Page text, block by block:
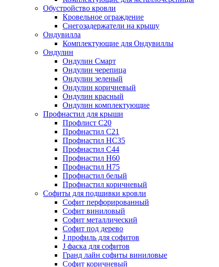
Обустройство кровли
Кровельное ограждение
Снегозадержатели на крышу
Ондувилла
Комплектующие для Ондувиллы
Ондулин
Ондулин Смарт
Ондулин черепица
Ондулин зеленый
Ондулин коричневый
Ондулин красный
Ондулин комплектующие
Профнастил для крыши
Профлист С20
Профнастил С21
Профнастил НС35
Профнастил С44
Профнастил Н60
Профнастил Н75
Профнастил белый
Профнастил коричневый
Софиты для подшивки кровли
Cофит перфорированный
Софит виниловый
Софит металлический
Софит под дерево
J профиль для софитов
J фаска для софитов
Гранд лайн софиты виниловые
Софит коричневый